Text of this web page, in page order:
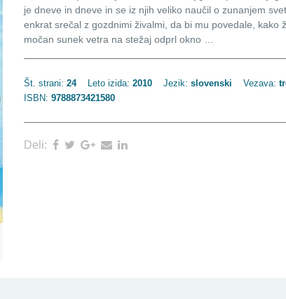
je dneve in dneve in se iz njih veliko naučil o zunanjem
enkrat srečal z gozdnimi živalmi, da bi mu povedale,
močan sunek vetra na stežaj odprl okno …
Št. strani: 24 Leto izida: 2010 Jezik: slovenski Vezava:
ISBN: 9788873421580
Deli: